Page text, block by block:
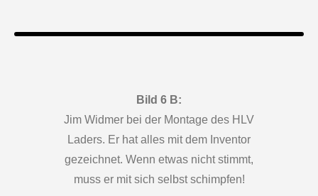
Bild 6 B:
Jim Widmer bei der Montage des HLV
Laders. Er hat alles mit dem Inventor
gezeichnet. Wenn etwas nicht stimmt,
muss er mit sich selbst schimpfen!